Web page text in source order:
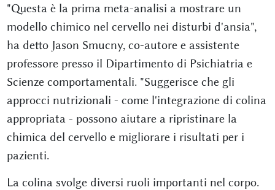
"Questa è la prima meta-analisi a mostrare un
modello chimico nel cervello nei disturbi d'ansia",
ha detto Jason Smucny, co-autore e assistente
professore presso il Dipartimento di Psichiatria e
Scienze comportamentali. "Suggerisce che gli
approcci nutrizionali - come l'integrazione di colina
appropriata - possono aiutare a ripristinare la
chimica del cervello e migliorare i risultati per i
pazienti.
La colina svolge diversi ruoli importanti nel corpo.